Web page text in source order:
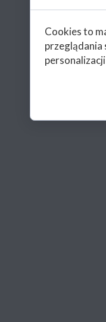
Cookies to
przeglądania